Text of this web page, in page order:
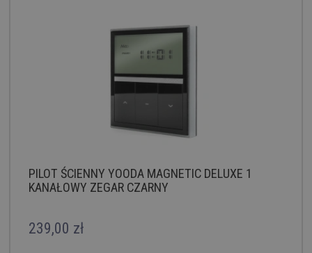
PILOT ŚCIENNY YOODA MAGNETIC DELUXE 1
KANAŁOWY ZEGAR CZARNY
239,00 zł